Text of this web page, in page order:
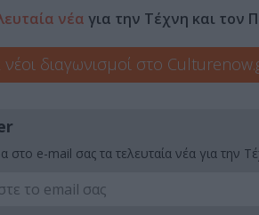
νέα για την Τέχνη και τον
διαγωνισμοί στο
στο e-mail σας τα τελευταία νέα για την